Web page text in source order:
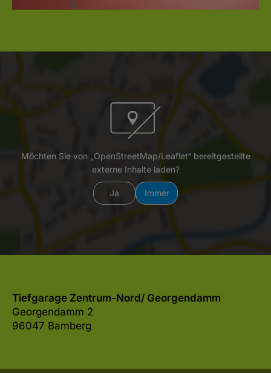
Möchten Sie von „OpenStreetMap/Leaflet“ bereitgestellte
externe Inhalte laden?
Ja Immer
Tiefgarage Zentrum-Nord/ Georgendamm
Georgendamm 2
96047 Bamberg